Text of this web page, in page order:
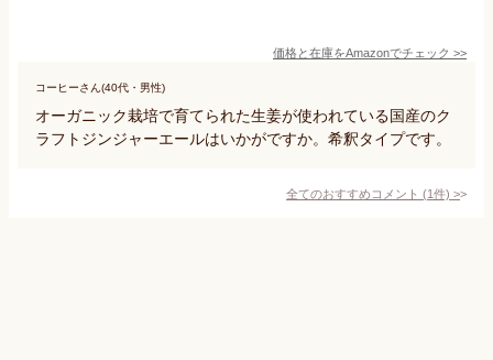
価格と在庫をAmazonでチェック >>
コーヒーさん(40代・男性)
オーガニック栽培で育てられた生姜が使われている国産のク
ラフトジンジャーエールはいかがですか。希釈タイプです。
全てのおすすめコメント (1件) >